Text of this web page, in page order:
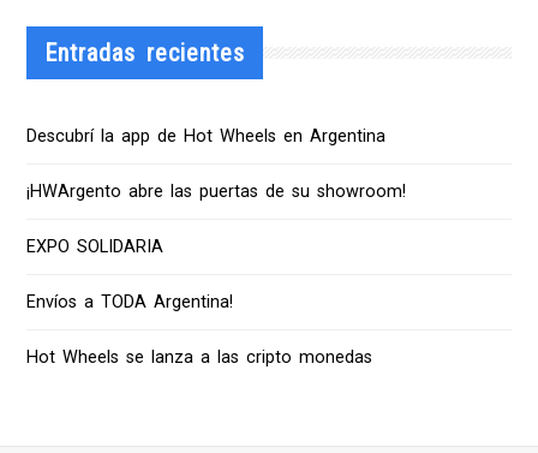
Entradas recientes
Descubrí la app de Hot Wheels en Argentina
¡HWArgento abre las puertas de su showroom!
EXPO SOLIDARIA
Envíos a TODA Argentina!
Hot Wheels se lanza a las cripto monedas